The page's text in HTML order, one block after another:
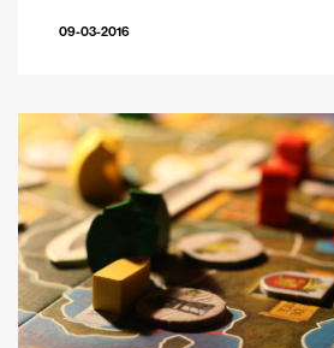
09-03-2016